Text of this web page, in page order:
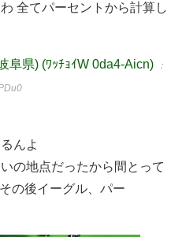
全てパーセントから計算し
阜県) (ﾜｯﾁｮｲW 0da4-Aicn) ：
んよ
の地点だったから間とって
の後イーグル、パー